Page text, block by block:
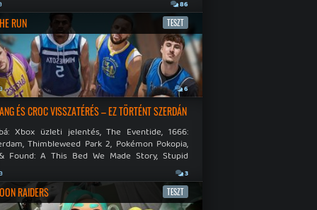
86
RUN TESZT
6
ÉS CROC VISSZATÉRÉS – EZ TÖRTÉNT SZERDÁN
Xbox üzleti jelentés, The Eventide, 1666:
Thimbleweed Park 2, Pokémon Pokopia,
Found: A This Bed We Made Story, Stupid
3
RAIDERS TESZT